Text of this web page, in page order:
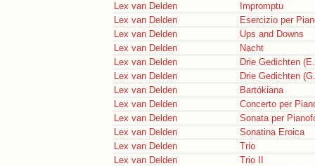
Lex van Delden
Impromptu
Lex van Delden
Esercizio per
Lex van Delden
Ups and Downs
Lex van Delden
Nacht
Lex van Delden
Drie Gedichten
Lex van Delden
Drie Gedichten
Lex van Delden
Bartókiana
Lex van Delden
Concerto per
Lex van Delden
Sonata per
Lex van Delden
Sonatina Eroica
Lex van Delden
Trio
Lex van Delden
Trio II